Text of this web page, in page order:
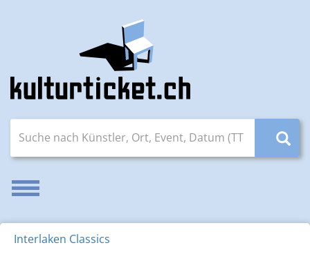
Navigation aktivieren/deaktivieren
Interlaken Classics